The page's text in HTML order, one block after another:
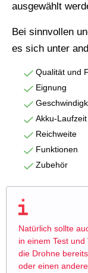
ausgewählt
Bei sinnvollen
es sich unter
Qualität und
Eignung
Akku-Laufzeit
Reichweite
Funktionen
Zubehör
Natürlich sollte
in einem Test
die Drohne
oder einen